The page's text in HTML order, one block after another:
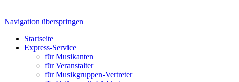
Navigation überspringen
Startseite
Express-Service
für Musikanten
für Veranstalter
für Musikgruppen-Vertreter